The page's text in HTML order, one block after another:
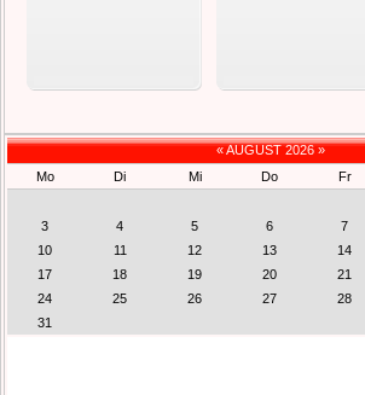
«AUGUST 2026 »
Mo
Di Mi Do Fr
3
4 5 6 7
10
11 12 13 14
17
18 19 20 21
24
25 26 27 28
31